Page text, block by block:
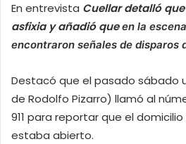
En entrevista Cuellar detalló
asfixia y añadió queen la
encontraron señales de disparos
Destacó que el pasado sábado
de Rodolfo Pizarro) llamó al
911 para reportar que el
estaba abierto.